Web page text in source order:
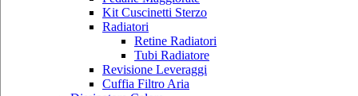
Kit Cuscinetti Sterzo
Radiatori
Retine Radiatori
Tubi Radiatore
Revisione Leveraggi
Cuffia Filtro Aria